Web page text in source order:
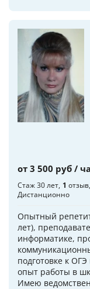
от 3 500 руб /
Стаж 30 лет 1 отзыв
Дистанционно
Опытный
лет),
информатике,
подготовке к
опыт работы в
Имею